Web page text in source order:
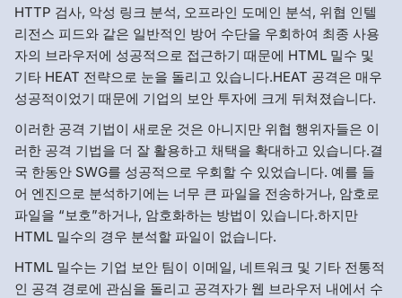
HTTP 검사, 악성 링크 분석, 오프라인 도메인 분석, 위협 인텔
리전스 피드와 같은 일반적인 방어 수단을 우회하여 최종 사용
자의 브라우저에 성공적으로 접근하기 때문에 HTML 밀수 및
기타 HEAT 전략으로 눈을 돌리고 있습니다.HEAT 공격은 매우
성공적이었기 때문에 기업의 보안 투자에 크게 뒤쳐졌습니다.
이러한 공격 기법이 새로운 것은 아니지만 위협 행위자들은 이
러한 공격 기법을 더 잘 활용하고 채택을 확대하고 있습니다.결
국 한동안 SWG를 성공적으로 우회할 수 있었습니다. 예를 들
어 엔진으로 분석하기에는 너무 큰 파일을 전송하거나, 암호로
파일을 “보호”하거나, 암호화하는 방법이 있습니다.하지만
HTML 밀수의 경우 분석할 파일이 없습니다.
HTML 밀수는 기업 보안 팀이 이메일, 네트워크 및 기타 전통적
인 공격 경로에 관심을 돌리고 공격자가 웹 브라우저 내에서 수